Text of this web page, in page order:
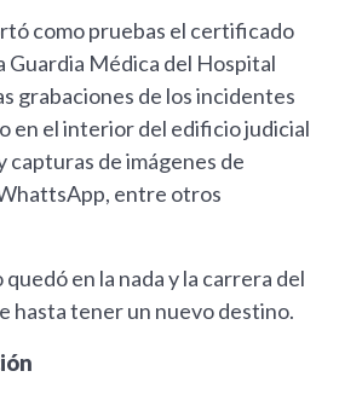
como pruebas el certificado
Guardia Médica del Hospital
grabaciones de los incidentes
en el interior del edificio judicial
capturas de imágenes de
entre otros
quedó en la nada y la carrera del
hasta tener un nuevo destino.